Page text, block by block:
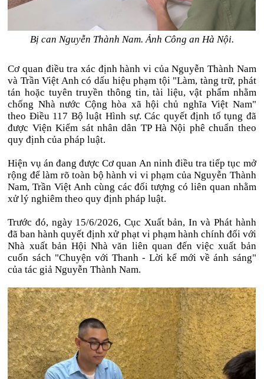
Bị can Nguyễn Thành Nam. Ảnh Công an Hà Nội.
Cơ quan điều tra xác định hành vi của Nguyễn Thành Nam
và Trần Việt Anh có dấu hiệu phạm tội "Làm, tàng trữ, phát
tán hoặc tuyên truyền thông tin, tài liệu, vật phẩm nhằm
chống Nhà nước Cộng hòa xã hội chủ nghĩa Việt Nam"
theo Điều 117 Bộ luật Hình sự. Các quyết định tố tụng đã
được Viện Kiểm sát nhân dân TP Hà Nội phê chuẩn theo
quy định của pháp luật.
Hiện vụ án đang được Cơ quan An ninh điều tra tiếp tục mở
rộng để làm rõ toàn bộ hành vi vi phạm của Nguyễn Thành
Nam, Trần Việt Anh cùng các đối tượng có liên quan nhằm
xử lý nghiêm theo quy định pháp luật.
Trước đó, ngày 15/6/2026, Cục Xuất bản, In và Phát hành
đã ban hành quyết định xử phạt vi phạm hành chính đối với
Nhà xuất bản Hội Nhà văn liên quan đến việc xuất bản
cuốn sách "Chuyện với Thanh - Lời kể mới về ánh sáng"
của tác giả Nguyễn Thành Nam.